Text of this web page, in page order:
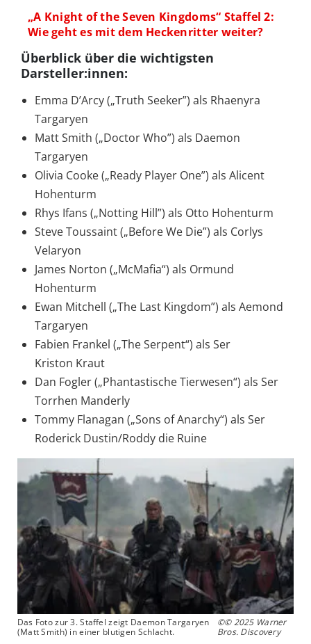
„A Knight of the Seven Kingdoms“ Staffel 2:
Wie geht es mit dem Heckenritter weiter?
Überblick über die wichtigsten
Darsteller:innen:
Emma D’Arcy („Truth Seeker”) als Rhaenyra
Targaryen
Matt Smith („Doctor Who”) als Daemon
Targaryen
Olivia Cooke („Ready Player One”) als Alicent
Hohenturm
Rhys Ifans („Notting Hill”) als Otto Hohenturm
Steve Toussaint („Before We Die”) als Corlys
Velaryon
James Norton („McMafia“) als Ormund
Hohenturm
Ewan Mitchell („The Last Kingdom”) als Aemond
Targaryen
Fabien Frankel („The Serpent“) als Ser
Kriston Kraut
Dan Fogler („Phantastische Tierwesen“) als Ser
Torrhen Manderly
Tommy Flanagan („Sons of Anarchy“) als Ser
Roderick Dustin/Roddy die Ruine
Das Foto zur 3. Staffel zeigt Daemon Targaryen
(Matt Smith) in einer blutigen Schlacht.
©© 2025 Warner
Bros. Discovery